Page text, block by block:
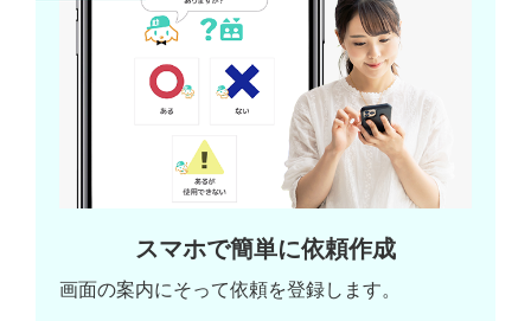
スマホで簡単に依頼作成
画面の案内にそって依頼を登録します。